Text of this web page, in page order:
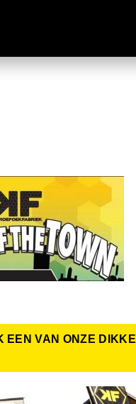
EEN VAN ONZE DIKKE